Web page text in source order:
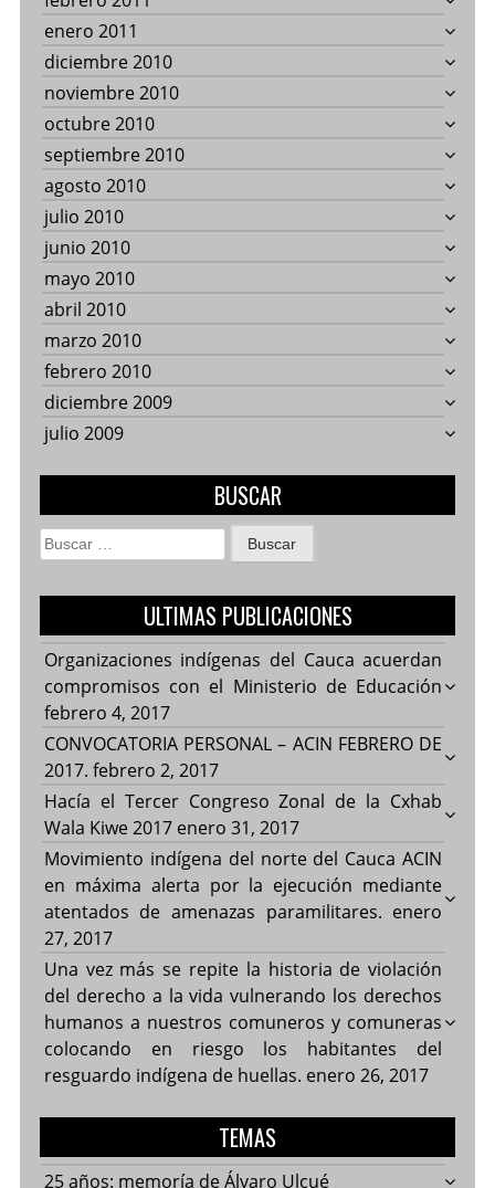
enero 2011
diciembre 2010
noviembre 2010
octubre 2010
septiembre 2010
agosto 2010
julio 2010
junio 2010
mayo 2010
abril 2010
marzo 2010
febrero 2010
diciembre 2009
julio 2009
BUSCAR
Buscar:
ULTIMAS PUBLICACIONES
Organizaciones indígenas del Cauca acuerdan
compromisos con el Ministerio de Educación
febrero 4, 2017
CONVOCATORIA PERSONAL – ACIN FEBRERO DE
2017. febrero 2, 2017
Hacía el Tercer Congreso Zonal de la Cxhab
Wala Kiwe 2017 enero 31, 2017
Movimiento indígena del norte del Cauca ACIN
en máxima alerta por la ejecución mediante
atentados de amenazas paramilitares. enero
27, 2017
Una vez más se repite la historia de violación
del derecho a la vida vulnerando los derechos
humanos a nuestros comuneros y comuneras
colocando en riesgo los habitantes del
resguardo indígena de huellas. enero 26, 2017
TEMAS
25 años: memoría de Álvaro Ulcué